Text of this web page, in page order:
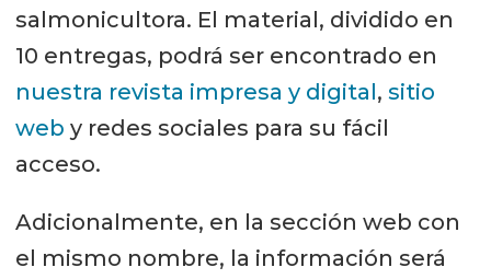
salmonicultora. El material, dividido en
10 entregas, podrá ser encontrado en
nuestra revista impresa y digital, sitio
web y redes sociales para su fácil
acceso.
Adicionalmente, en la sección web con
el mismo nombre, la información será